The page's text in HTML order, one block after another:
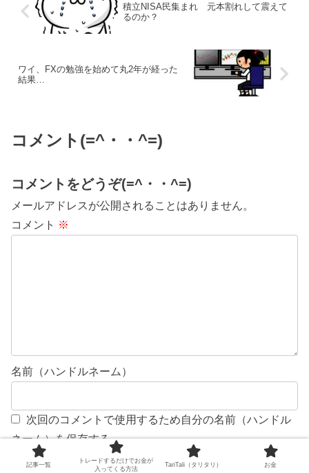
積立NISA民集まれ 元本割れして震えて
るのか？
ワイ、FXの勉強を始めて丸2年が経った
結果…
コメント(=^・・^=)
コメントをどうぞ(=^・・^=)
メールアドレスが公開されることはありません。
コメント ※
名前（ハンドルネーム）
次回のコメントで使用するため自分の名前（ハンドル
ネーム）を保存する。
記事一覧
トレードするだけでお金が
入ってくる方法
TariTali（タリタリ） お金